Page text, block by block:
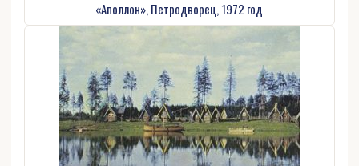
«Аполлон», Петродворец, 1972 год